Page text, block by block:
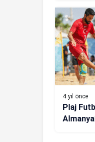
4 yıl önce
Plaj